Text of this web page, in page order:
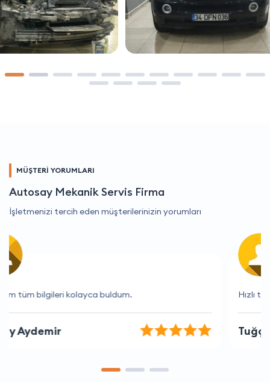
MÜŞTERİ YORUMLARI
Autosay Mekanik Servis Firma
İşletmenizi tercih eden müşterilerinizin yorumları
Hızlı teslimat ve mükemmel hizmet.
Tuğçe Leyla